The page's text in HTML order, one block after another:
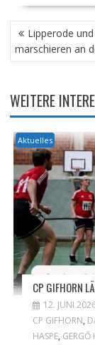
Lipperode
marschieren an
WEITERE
Aktuelles
CP GIFHORN
12. JUNI
CP GIFHORN,
HASPE, GERGŐ